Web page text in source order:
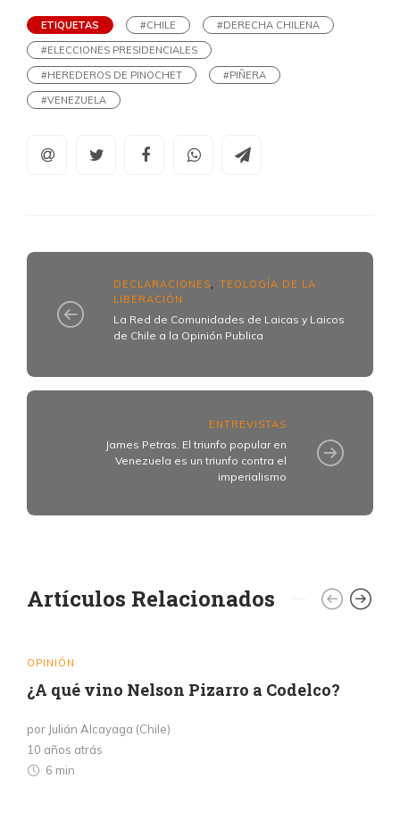
ETIQUETAS #CHILE
#DERECHA CHILENA
#ELECCIONES PRESIDENCIALES
#HEREDEROS DE PINOCHET
#PIÑERA
#VENEZUELA
DECLARACIONES
TEOLOGÍA DE LA
LIBERACIÓN
La Red de Comunidades de Laicas y Laicos
de Chile a la Opinión Publica
ENTREVISTAS
James Petras. El triunfo popular en
Venezuela es un triunfo contra el
imperialismo
Artículos Relacionados
OPINIÓN
¿A qué vino Nelson Pizarro a Codelco?
por Julián Alcayaga (Chile)
10 años atrás
6 min